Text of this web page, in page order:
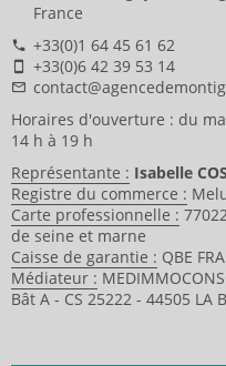
France
+33(0)1 64 45 61 62
+33(0)6 42 39 53 14
Horaires d'ouverture : du
14 h à 19 h
Représentante : Isabelle
Registre du commerce :
Carte professionnelle :
de seine et marne
Caisse de garantie : QBE
Médiateur :
Bât A - CS 25222 - 44505 LA